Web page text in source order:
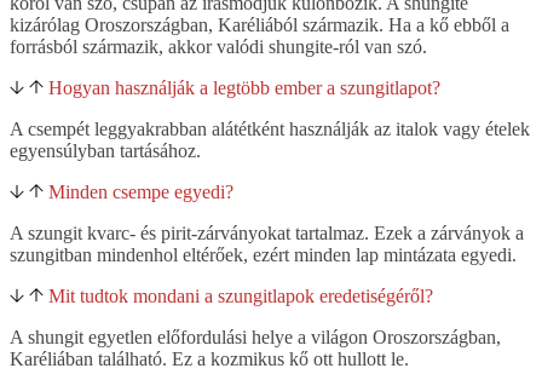
kizárólag Oroszországban, Karéliából származik. Ha a kő ebből a
forrásból származik, akkor valódi shungite-ról van szó.
Hogyan használják a legtöbb ember a szungitlapot?
A csempét leggyakrabban alátétként használják az italok vagy ételek
egyensúlyban tartásához.
Minden csempe egyedi?
A szungit kvarc- és pirit-zárványokat tartalmaz. Ezek a zárványok a
szungitban mindenhol eltérőek, ezért minden lap mintázata egyedi.
Mit tudtok mondani a szungitlapok eredetiségéről?
A shungit egyetlen előfordulási helye a világon Oroszországban,
Karéliában található. Ez a kozmikus kő ott hullott le.